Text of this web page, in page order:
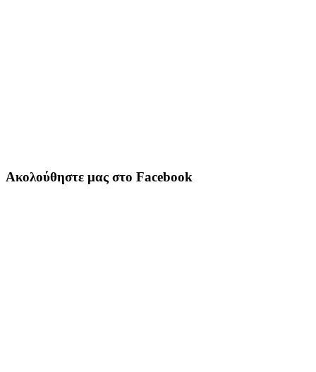
Ακολούθηστε μας στο Facebook